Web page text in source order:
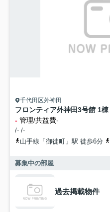
千代田区外神田
フロンティア外神田3号館 1棟
- 管理/共益費-
/- /-
山手線「御徒町」駅 徒歩6分
募集中の部屋
過去掲載物件